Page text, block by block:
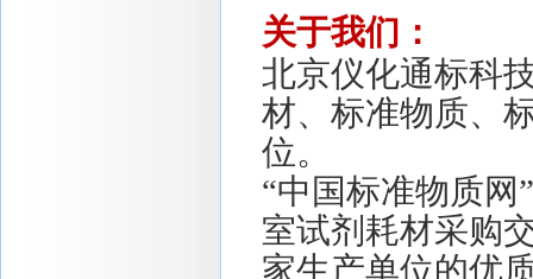
关于我们：
北京仪化通标科
材、标准物质、
位。
“中国标准物质网”
室试剂耗材采购
家生产单位的优